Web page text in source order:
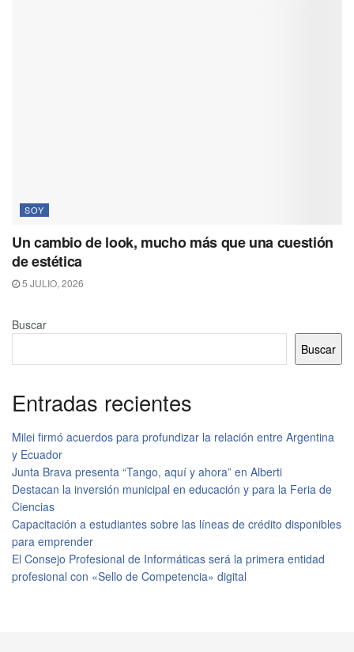
SOY
Un cambio de look, mucho más que una cuestión
de estética
5 JULIO, 2026
Buscar
Buscar
Entradas recientes
Milei firmó acuerdos para profundizar la relación entre Argentina
y Ecuador
Junta Brava presenta “Tango, aquí y ahora” en Alberti
Destacan la inversión municipal en educación y para la Feria de
Ciencias
Capacitación a estudiantes sobre las líneas de crédito disponibles
para emprender
El Consejo Profesional de Informáticas será la primera entidad
profesional con «Sello de Competencia» digital